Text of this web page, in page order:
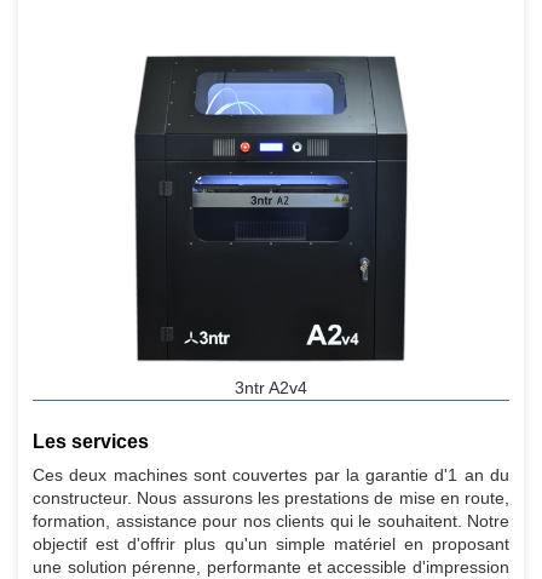
3ntr A2v4
Les services
Ces deux machines sont couvertes par la garantie d'1 an du
constructeur. Nous assurons les prestations de mise en route,
formation, assistance pour nos clients qui le souhaitent. Notre
objectif est d'offrir plus qu'un simple matériel en proposant
une solution pérenne, performante et accessible d'impression